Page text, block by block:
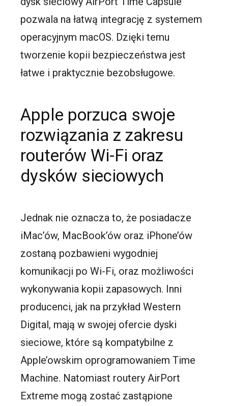
pozwala na łatwą integrację z systemem
operacyjnym macOS. Dzięki temu
tworzenie kopii bezpieczeństwa jest
łatwe i praktycznie bezobsługowe.
Apple porzuca swoje
rozwiązania z zakresu
routerów Wi-Fi oraz
dysków sieciowych
Jednak nie oznacza to, że posiadacze
iMac’ów, MacBook’ów oraz iPhone’ów
zostaną pozbawieni wygodniej
komunikacji po Wi-Fi, oraz możliwości
wykonywania kopii zapasowych. Inni
producenci, jak na przykład Western
Digital, mają w swojej ofercie dyski
sieciowe, które są kompatybilne z
Apple’owskim oprogramowaniem Time
Machine. Natomiast routery AirPort
Extreme mogą zostać zastąpione